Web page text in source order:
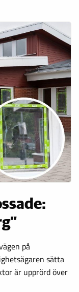
på
sätta
är upprörd över